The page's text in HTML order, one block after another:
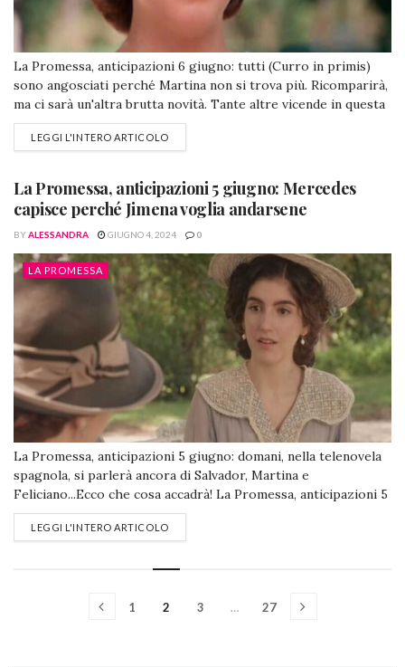
La Promessa, anticipazioni 6 giugno: tutti (Curro in primis)
sono angosciati perché Martina non si trova più. Ricomparirà,
ma ci sarà un'altra brutta novità. Tante altre vicende in questa
puntata, per esempio per quanto riguarda Jana ed Abel! La
Promessa, anticipazioni 6 giugno: salta la fuga di Martina e
Curro...
LEGGI L'INTERO ARTICOLO
La Promessa, anticipazioni 5 giugno: Mercedes
capisce perché Jimena voglia andarsene
BYALESSANDRA GIUGNO 4, 2024 0
LA PROMESSA
La Promessa, anticipazioni 5 giugno: domani, nella telenovela
spagnola, si parlerà ancora di Salvador, Martina e
Feliciano...Ecco che cosa accadrà! La Promessa, anticipazioni 5
giugno: Salvador vede qualcosa di terribile. Fernando fallisce
ancora con Martina Maria e Salvador, due screenshot @la
è successo con Maria e Lope, vede la...
LEGGI L'INTERO ARTICOLO
1 2 3 … 27